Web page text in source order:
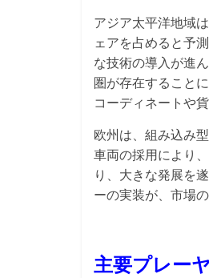
アジア太平洋地域
ェアを占めると予
な技術の導入が進
圏が存在すること
コーディネートや
欧州は、組み込み
車両の採用により
り、大きな発展を
ーの実装が、市場
主要プレー